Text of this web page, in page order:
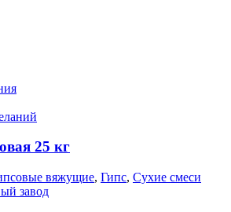
25 кг
вяжущие, Гипс, Сухие смеси
завод